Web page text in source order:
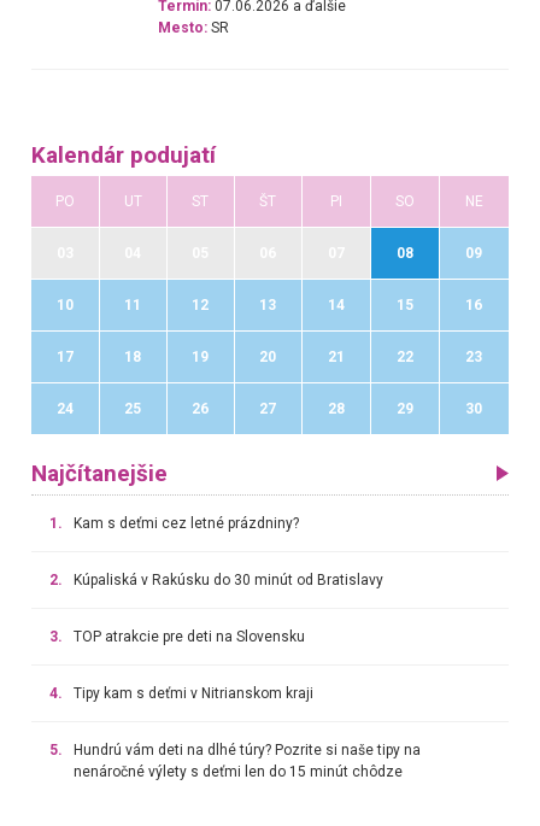
Termín: 07.06.2026 a ďalšie
Mesto: SR
Kalendár podujatí
PO UT ST ŠT PI SO NE
08 09
10 11 12 13 14 15 16
17 18 19 20 21 22 23
24 25 26 27 28 29 30
Najčítanejšie
1. Kam s deťmi cez letné prázdniny?
2. Kúpaliská v Rakúsku do 30 minút od Bratislavy
3. TOP atrakcie pre deti na Slovensku
4. Tipy kam s deťmi v Nitrianskom kraji
5.
Hundrú vám deti na dlhé túry? Pozrite si naše tipy na
nenáročné výlety s deťmi len do 15 minút chôdze